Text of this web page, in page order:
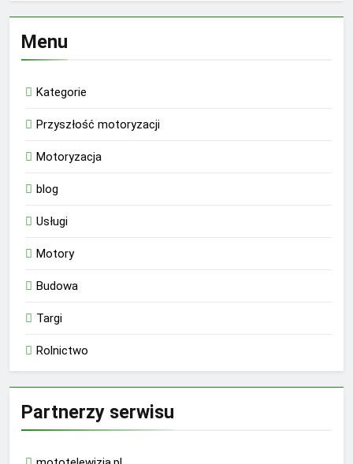
Menu
Kategorie
Przyszłość motoryzacji
Motoryzacja
blog
Usługi
Motory
Budowa
Targi
Rolnictwo
Partnerzy serwisu